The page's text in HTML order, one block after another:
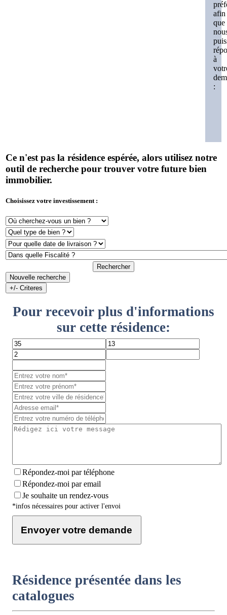
afin
que
à
:
Ce n'est pas la résidence espérée, alors utilisez notre
outil de recherche pour trouver votre future bien
immobilier.
Choisissez votre investissement :
Rechercher
Nouvelle recherche
+/- Criteres
Pour recevoir plus d'informations
sur cette résidence:
Répondez-moi par téléphone
Répondez-moi par email
Je souhaite un rendez-vous
*infos nécessaires pour activer l'envoi
Envoyer votre demande
Résidence présentée dans les
catalogues